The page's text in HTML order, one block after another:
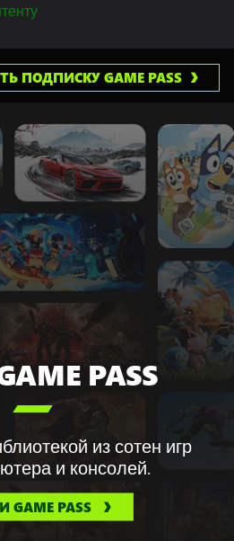
ПОДПИСКУ GAME PASS
PASS

из сотен игр
и консолей.
PASS